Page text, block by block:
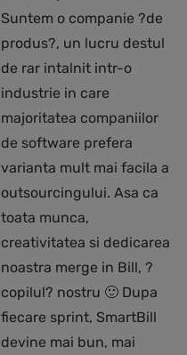
Suntem o companie ?de
produs?, un lucru destul
de rar intalnit intr-o
industrie in care
majoritatea companiilor
de software prefera
varianta mult mai facila a
outsourcingului. Asa ca
toata munca,
creativitatea si dedicarea
noastra merge in Bill, ?
copilul? nostru 🙂 Dupa
fiecare sprint, SmartBill
devine mai bun, mai